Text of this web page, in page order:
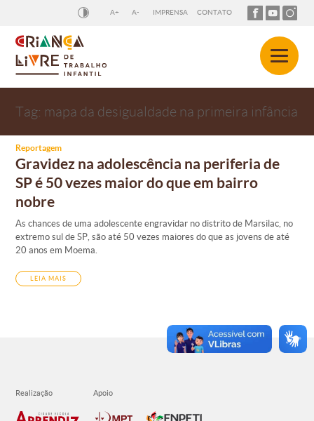
A+ A- IMPRENSA CONTATO
Tag: mapa da desigualdade na primeira infância
Reportagem
Gravidez na adolescência na periferia de
SP é 50 vezes maior do que em bairro
nobre
As chances de uma adolescente engravidar no distrito de Marsilac, no
extremo sul de SP, são até 50 vezes maiores do que as jovens de até
20 anos em Moema.
LEIA MAIS